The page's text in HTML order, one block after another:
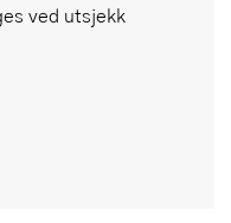
ved utsjekk